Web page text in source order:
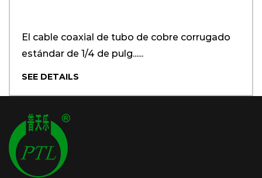
El cable coaxial de tubo de cobre corrugado
estándar de 1/4 de pulg......
SEE DETAILS